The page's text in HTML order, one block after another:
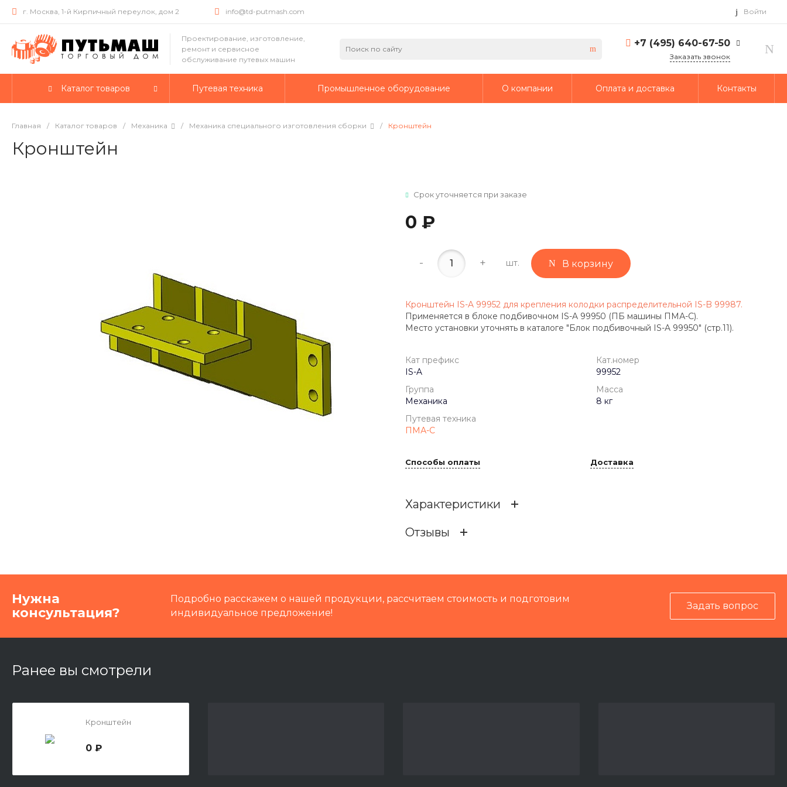
г. Москва, 1-й Кирпичный переулок, дом 2 info@td-putmash.com Войти
Проектирование, изготовление,
ремонт и сервисное
обслуживание путевых машин
+7 (495) 640-67-50
г. Москва, 1-й Кирпичный
Заказать звонок
Каталог товаров Путевая техника Промышленное оборудование О компании Оплата и доставка Контакты
Главная / Каталог товаров / Механика / Механика специального изготовления сборки / Кронштейн
Кронштейн
Срок уточняется при заказе
0 ₽
- + шт. В корзину
Кронштейн IS-A 99952 для крепления колодки распределительной IS-B 99987.
Применяется в блоке подбивочном IS-A 99950 (ПБ машины ПМА-С).
Место установки уточнять в каталоге "Блок подбивочный IS-A 99950" (стр.11).
Кат префикс
IS-A
Кат.номер
99952
Группа
Механика
Масса
8 кг
Путевая техника
ПМА-С
Способы оплаты Доставка
Характеристики
Кат.номер 99952
Отзывы
Нужна
консультация?
Подробно расскажем о нашей продукции, рассчитаем стоимость и подготовим
индивидуальное предложение!
Задать вопрос
Ранее вы смотрели
Кронштейн
0 ₽